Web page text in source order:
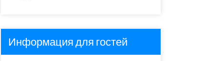
Информация для гостей